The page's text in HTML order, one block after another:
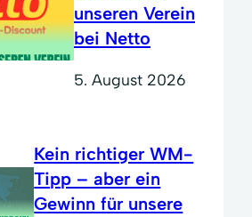
unseren Verein
bei Netto
5. August 2026
Kein richtiger WM-
Tipp – aber ein
Gewinn für unsere